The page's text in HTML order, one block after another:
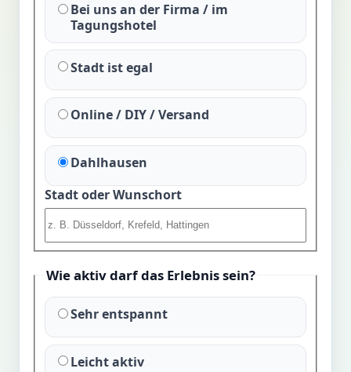
Bei uns an der Firma / im
Tagungshotel
Stadt ist egal
Online / DIY / Versand
Dahlhausen
Stadt oder Wunschort
Wie aktiv darf das Erlebnis sein?
Sehr entspannt
Leicht aktiv